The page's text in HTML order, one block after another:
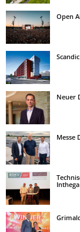
Open
Neuer
Messe
Inthega